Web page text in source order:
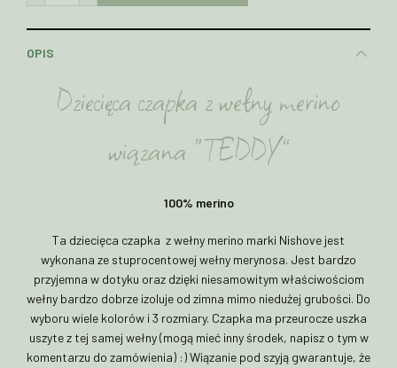
OPIS
Dziecięca czapka z wełny merino
wiązana “TEDDY”
100% merino
Ta dziecięca czapka z wełny merino marki Nishove jest
wykonana ze stuprocentowej wełny merynosa. Jest bardzo
przyjemna w dotyku oraz dzięki niesamowitym właściwościom
wełny bardzo dobrze izoluje od zimna mimo niedużej grubości. Do
wyboru wiele kolorów i 3 rozmiary. Czapka ma przeurocze uszka
uszyte z tej samej wełny (mogą mieć inny środek, napisz o tym w
komentarzu do zamówienia) :) Wiązanie pod szyją gwarantuje, że